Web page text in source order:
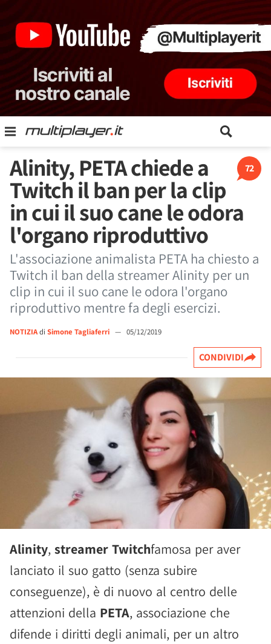
72
Alinity, PETA chiede a
Twitch il ban per la clip
in cui il suo cane le odora
l'organo riproduttivo
L'associazione animalista PETA ha chiesto a
Twitch il ban della streamer Alinity per un
clip in cui il suo cane le odora l'organo
riproduttivo mentre fa degli esercizi.
NOTIZIAdi Simone Tagliaferri — 05/12/2019
CONDIVIDI
Alinity, streamer Twitchfamosa per aver
lanciato il suo gatto (senza subire
conseguenze), è di nuovo al centro delle
attenzioni della PETA, associazione che
difende i diritti degli animali, per un altro